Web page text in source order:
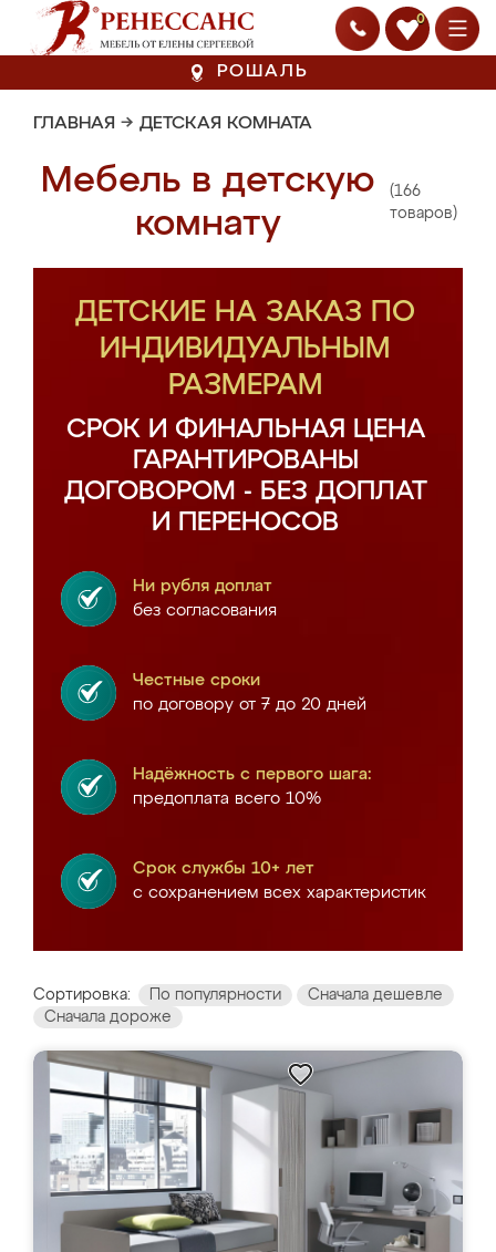
0
РОШАЛЬ
ГЛАВНАЯ → ДЕТСКАЯ КОМНАТА
Мебель в детскую
комнату
(166
товаров)
ДЕТСКИЕ НА ЗАКАЗ ПО
ИНДИВИДУАЛЬНЫМ
РАЗМЕРАМ
СРОК И ФИНАЛЬНАЯ ЦЕНА
ГАРАНТИРОВАНЫ
ДОГОВОРОМ - БЕЗ ДОПЛАТ
И ПЕРЕНОСОВ
Ни рубля доплат
без согласования
Честные сроки
по договору от 7 до 20 дней
Надёжность с первого шага:
предоплата всего 10%
Срок службы 10+ лет
с сохранением всех характеристик
Сортировка: По популярности
Сначала дешевле
Сначала дороже